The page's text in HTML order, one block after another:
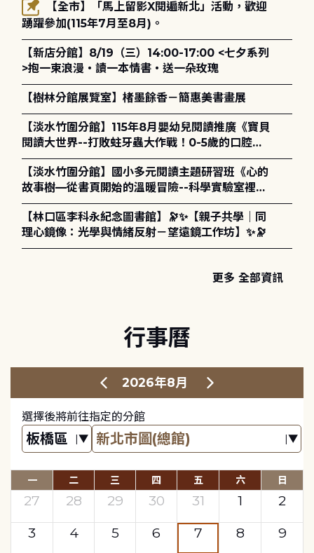
踴躍參加(115年7月至8月)。
【新店分館】8/19（三）14:00-17:00 <七夕系列
>抱一束浪漫・讀一本情書・送一朵玫瑰
【樹林分館展覽室】楮墨餘香－簡惠美書畫展
【淡水竹圍分館】115年8月嬰幼兒閱讀推廣《寶貝
閱讀大世界--打敗蛀牙蟲大作戰！0-5歲的口腔照
護全攻略》
【淡水竹圍分館】國小多元閱讀主題研習班《心的
故事樹—從書頁開始的溫暖冒險--科學實驗室裡的
放電章魚》
【林口區李科永紀念圖書館】🔭✨【親子共學｜同
理心鏡像：光學與情緒反射－望遠鏡工作坊】✨🔭
更多 全部資訊
行事曆
2026年8月
選擇後將前往指定的分館
一 二 三 四 五 六 日
27 28 29 30 31 1
2
3
4 5 6 7 8
9